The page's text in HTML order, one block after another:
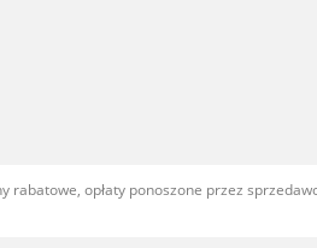
opłaty ponoszone przez